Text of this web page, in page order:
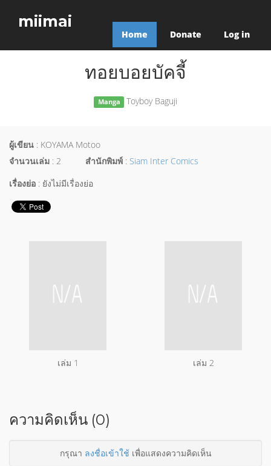
miimai
Home Donate Log in
ทอยบอยบัคจี้
Manga Toyboy Baguji
ผู้เขียน : KOYAMA Motoo
จำนวนเล่ม : 2 สำนักพิมพ์ : Siam Inter Comics
เรื่องย่อ : ยังไม่มีเรื่องย่อ
เล่ม 1 เล่ม 2
ความคิดเห็น (0)
กรุณา ลงชื่อเข้าใช้เพื่อแสดงความคิดเห็น